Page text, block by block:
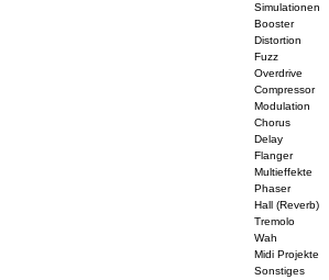
Simulationen
Booster
Distortion
Fuzz
Overdrive
Compressor
Modulation
Chorus
Delay
Flanger
Multieffekte
Phaser
Hall (Reverb)
Tremolo
Wah
Midi Projekte
Sonstiges